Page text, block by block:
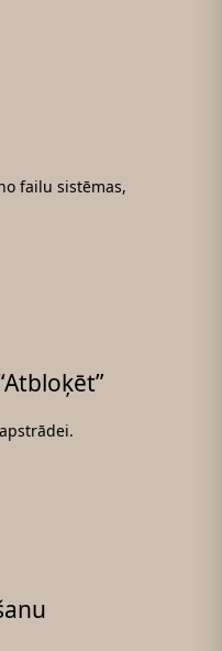
failu sistēmas,